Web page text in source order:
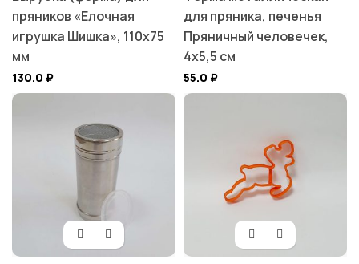
пряников «Елочная
игрушка Шишка», 110х75
мм
130.0 ₽
для пряника, печенья
Пряничный человечек,
4х5,5 см
55.0 ₽